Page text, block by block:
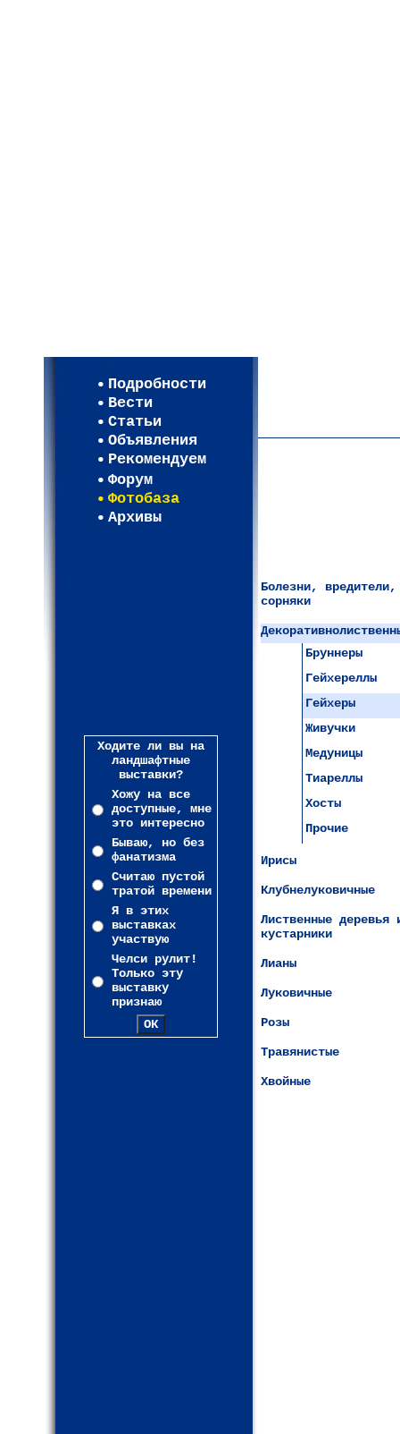
Подробности
Вести
Статьи
Объявления
Рекомендуем
Форум
Фотобаза
Архивы
Ходите ли вы на
ландшафтные
выставки?
Хожу на все
доступные, мне
это интересно
Бываю, но без
фанатизма
Считаю пустой
тратой времени
Я в этих
выставках
участвую
Челси рулит!
Только эту
выставку
признаю
Болезни, вредители,
сорняки
Бруннеры
Гейхереллы
Гейхеры
Живучки
Медуницы
Тиареллы
Хосты
Прочие
Ирисы
Клубнелуковичные
Лиственные деревья
кустарники
Лианы
Луковичные
Розы
Травянистые
Хвойные